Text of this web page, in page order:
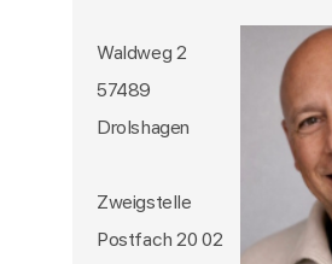
Waldweg 2
57489
Drolshagen
Zweigstelle
Postfach 20 02